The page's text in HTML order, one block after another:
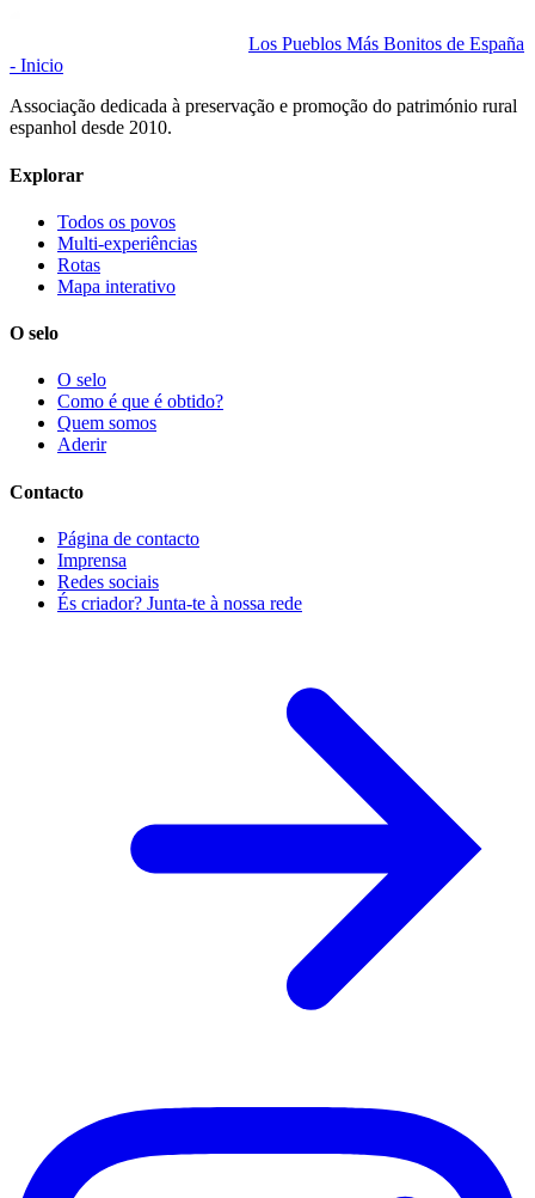
Los Pueblos Más Bonitos de España
- Inicio
Associação dedicada à preservação e promoção do património rural
espanhol desde 2010.
Explorar
Todos os povos
Multi-experiências
Rotas
Mapa interativo
O selo
O selo
Como é que é obtido?
Quem somos
Aderir
Contacto
Página de contacto
Imprensa
Redes sociais
És criador? Junta-te à nossa rede